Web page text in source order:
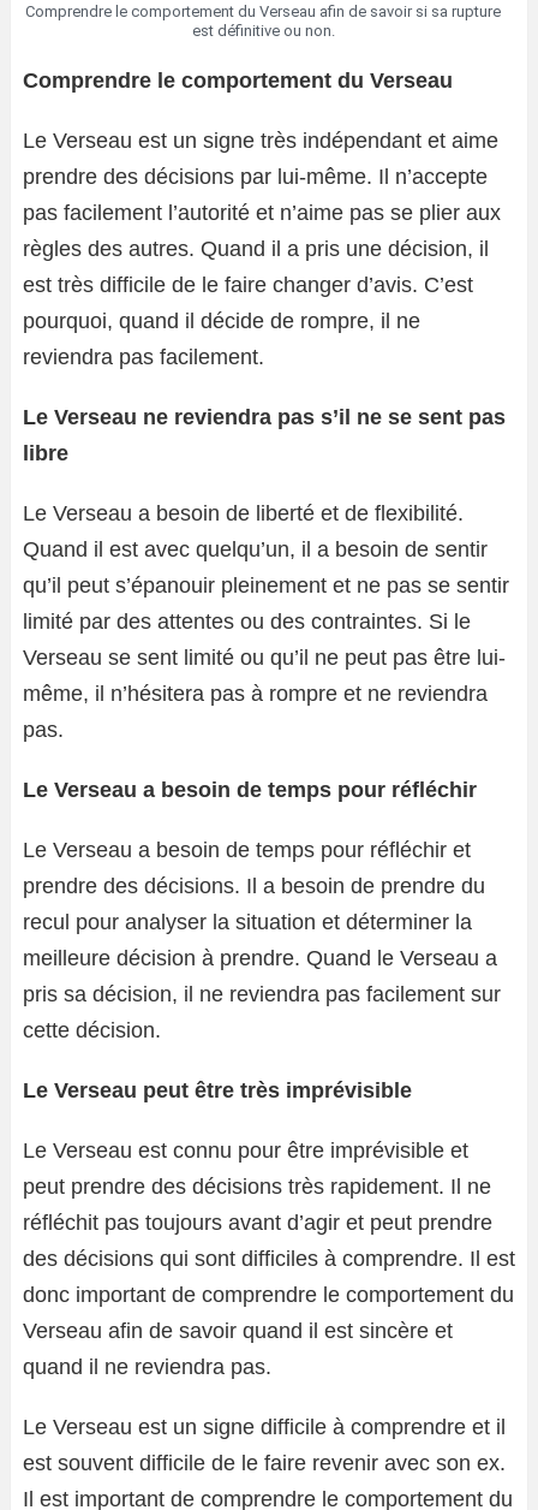
Comprendre le comportement du Verseau afin de savoir si sa rupture
est définitive ou non.
Comprendre le comportement du Verseau
Le Verseau est un signe très indépendant et aime
prendre des décisions par lui-même. Il n’accepte
pas facilement l’autorité et n’aime pas se plier aux
règles des autres. Quand il a pris une décision, il
est très difficile de le faire changer d’avis. C’est
pourquoi, quand il décide de rompre, il ne
reviendra pas facilement.
Le Verseau ne reviendra pas s’il ne se sent pas
libre
Le Verseau a besoin de liberté et de flexibilité.
Quand il est avec quelqu’un, il a besoin de sentir
qu’il peut s’épanouir pleinement et ne pas se sentir
limité par des attentes ou des contraintes. Si le
Verseau se sent limité ou qu’il ne peut pas être lui-
même, il n’hésitera pas à rompre et ne reviendra
pas.
Le Verseau a besoin de temps pour réfléchir
Le Verseau a besoin de temps pour réfléchir et
prendre des décisions. Il a besoin de prendre du
recul pour analyser la situation et déterminer la
meilleure décision à prendre. Quand le Verseau a
pris sa décision, il ne reviendra pas facilement sur
cette décision.
Le Verseau peut être très imprévisible
Le Verseau est connu pour être imprévisible et
peut prendre des décisions très rapidement. Il ne
réfléchit pas toujours avant d’agir et peut prendre
des décisions qui sont difficiles à comprendre. Il est
donc important de comprendre le comportement du
Verseau afin de savoir quand il est sincère et
quand il ne reviendra pas.
Le Verseau est un signe difficile à comprendre et il
est souvent difficile de le faire revenir avec son ex.
Il est important de comprendre le comportement du